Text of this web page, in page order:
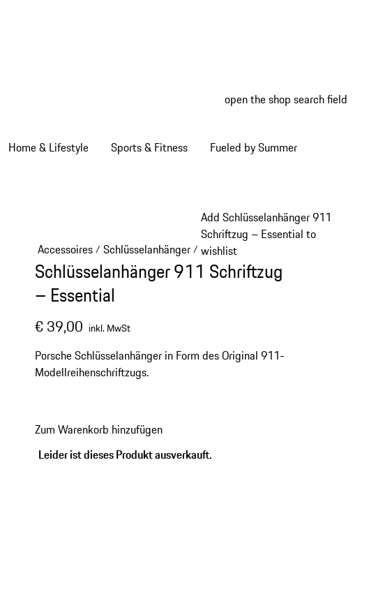
open the shop search field
Home & Lifestyle Sports & Fitness Fueled by Summer
Add Schlüsselanhänger 911
Schriftzug – Essential to
wishlist
Accessoires/ Schlüsselanhänger/
Schlüsselanhänger 911 Schriftzug
– Essential
€ 39,00 inkl. MwSt
Porsche Schlüsselanhänger in Form des Original 911-
Modellreihenschriftzugs.
Zum Warenkorb hinzufügen
Leider ist dieses Produkt ausverkauft.